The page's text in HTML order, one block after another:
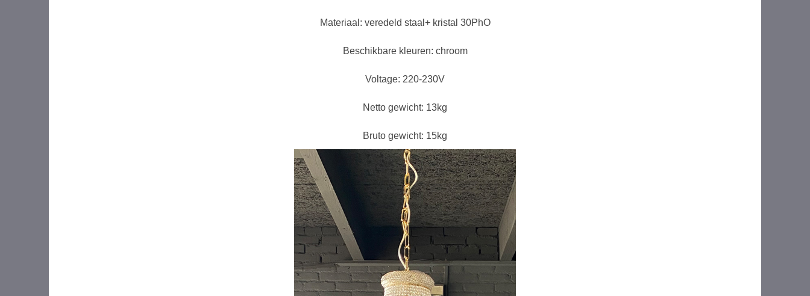
Materiaal: veredeld staal+ kristal 30PhO
Beschikbare kleuren: chroom
Voltage: 220-230V
Netto gewicht: 13kg
Bruto gewicht: 15kg